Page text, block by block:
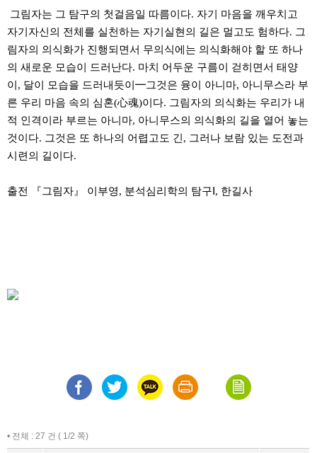
그림자는 그 탐구의 첫걸음일 따름이다. 자기 마음을 깨우치고
자기자신의 전체를 실천하는 자기실현의 길은 멀고도 험하다. 그
림자의 의식화가 진행되면서 무의식에는 의식화해야 할 또 하나
의 새로운 모습이 드러난다. 마치 어두운 구름이 걷히면서 태양
이 , 달이 모습을 드러내듯이 ━그것은 융이 아니마, 아니무스라 부
른 우리 마음 속의 심혼(心魂)이다. 그림자의 의식화는 우리가 내
적 인격이라 부르는 아니마, 아니무스의 의식화의 길을 열어 놓는
것이다. 그것은 또 하나의 어렵고도 긴 , 그러나 보람 있는 도전과
시련의 길이다.
출전 『그림자』 이부영, 분석심리학의 탐구 Ⅰ, 한길사
• 전체 : 27 건 ( 1/2 쪽)